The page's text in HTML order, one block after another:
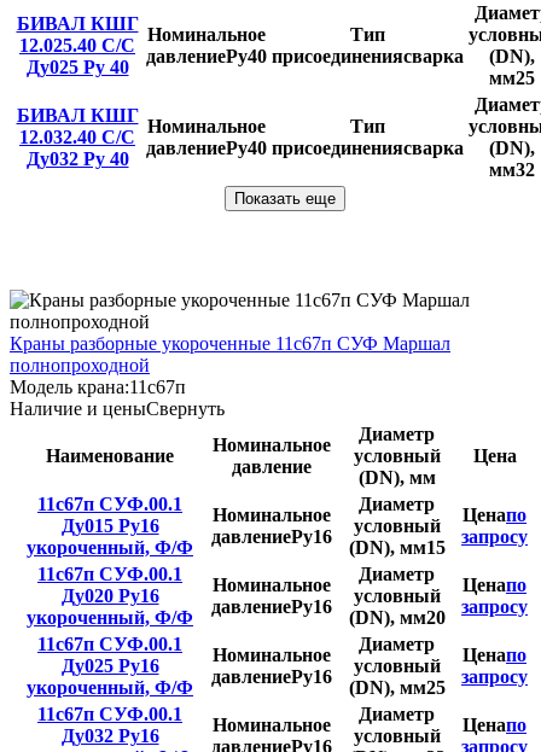
БИВАЛ КШГ
12.025.40 С/С
Ду025 Ру 40
Номинальное
давлениеРу40
Тип
присоединениясварка
(DN),
мм25
БИВАЛ КШГ
12.032.40 С/С
Ду032 Ру 40
Номинальное
давлениеРу40
Тип
присоединениясварка
(DN),
мм32
Показать еще
Краны разборные укороченные 11с67п СУФ Маршал
полнопроходной
Модель крана:11с67п
Наличие и ценыСвернуть
Наименование
Номинальное
давление
Диаметр
условный
(DN), мм
Цена
11с67п СУФ.00.1
Ду015 Ру16
укороченный, Ф/Ф
Номинальное
давлениеРу16
Диаметр
условный
(DN), мм15
Ценапо
запросу
11с67п СУФ.00.1
Ду020 Ру16
укороченный, Ф/Ф
Номинальное
давлениеРу16
Диаметр
условный
(DN), мм20
Ценапо
запросу
11с67п СУФ.00.1
Ду025 Ру16
укороченный, Ф/Ф
Номинальное
давлениеРу16
Диаметр
условный
(DN), мм25
Ценапо
запросу
11с67п СУФ.00.1
Ду032 Ру16
Номинальное
давлениеРу16
Диаметр
условный
Ценапо
запросу